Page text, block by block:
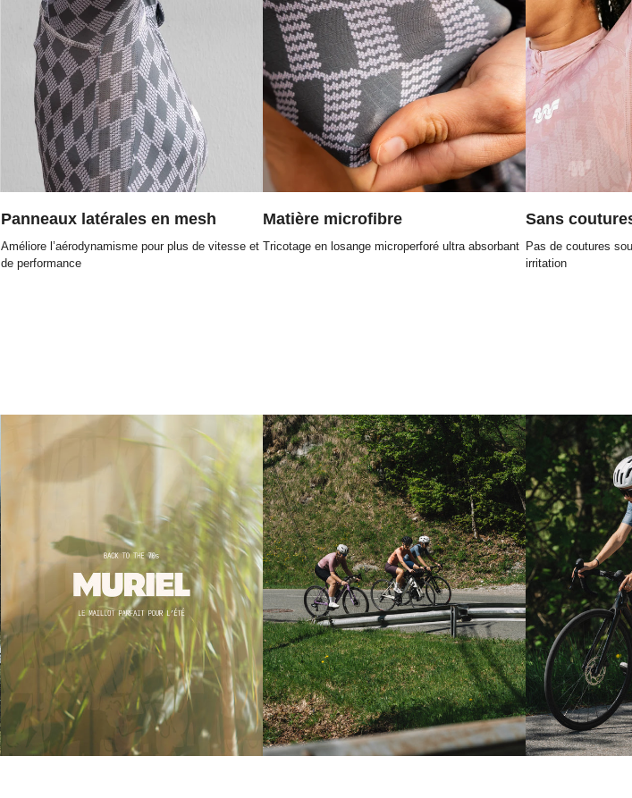
Panneaux latérales en mesh
Améliore l’aérodynamisme pour plus de vitesse et
de performance
Matière microfibre
Tricotage en losange microperforé ultra absorbant
Sans
Pas de coutures
irritation